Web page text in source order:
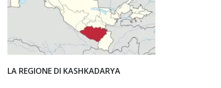
LA REGIONE DI KASHKADARYA